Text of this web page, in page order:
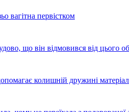
вагітна первістком
що він відмовився від цього
колишній дружині